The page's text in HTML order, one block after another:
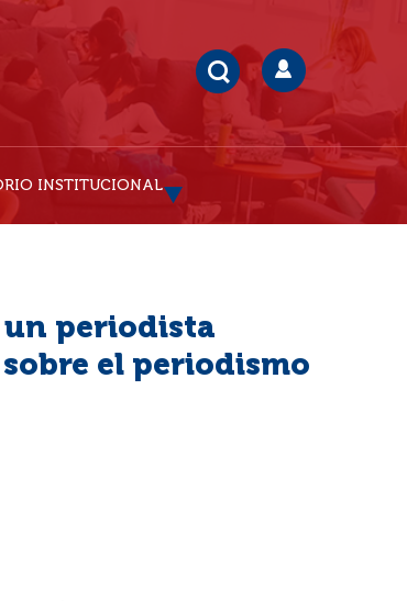
INSTITUCIONAL
un periodista
el periodismo